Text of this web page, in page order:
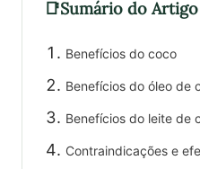
Sumário do Artigo
Benefícios do coco
Benefícios do óleo de
Benefícios do leite de
Contraindicações e